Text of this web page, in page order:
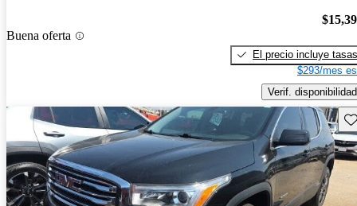
Buena oferta
El precio incluye tasas
$293/mes
Verif. disponibilidad